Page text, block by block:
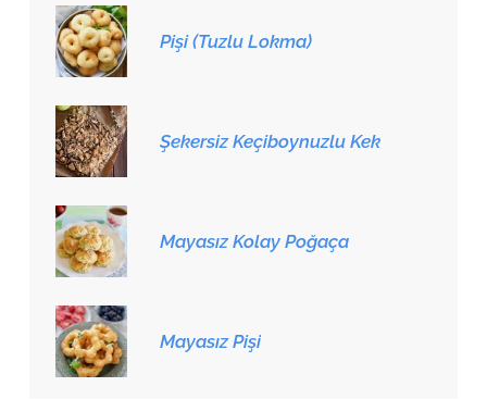
Pişi (Tuzlu Lokma)
Şekersiz Keçiboynuzlu Kek
Mayasız Kolay Poğaça
Mayasız Pişi